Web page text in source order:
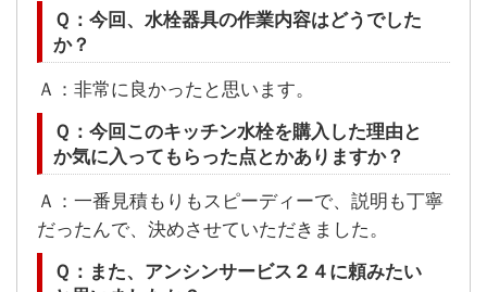
Ｑ：今回、水栓器具の作業内容はどうでした
か？
Ａ：非常に良かったと思います。
Ｑ：今回このキッチン水栓を購入した理由と
か気に入ってもらった点とかありますか？
Ａ：一番見積もりもスピーディーで、説明も丁寧
だったんで、決めさせていただきました。
Ｑ：また、アンシンサービス２４に頼みたい